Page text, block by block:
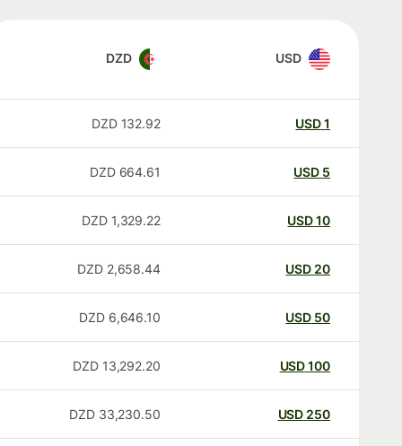
USD
DZD
USD
132.92
DZD
USD
664.61
DZD
USD
1,329.22
DZD
20
USD
2,658.44
DZD
50
USD
6,646.10
DZD
100
USD
13,292.20
DZD
250
USD
33,230.50
DZD